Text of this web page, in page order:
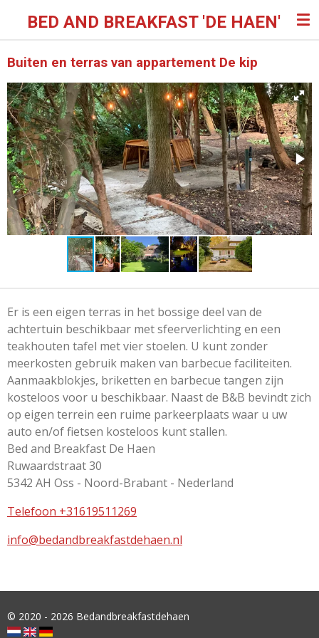
direct
de
hoofdinhoud
BED AND BREAKFAST 'DE HAEN'
Buiten en terras van appartement De kip
Er is een eigen terras in het bossige deel van de
achtertuin beschikbaar met sfeerverlichting en een
teakhouten tafel met vier stoelen. U kunt zonder
meerkosten gebruik maken van barbecue faciliteiten.
Aanmaakblokjes, briketten en barbecue tangen zijn
kosteloos voor u beschikbaar. Naast de B&B bevindt zich
op eigen terrein een ruime parkeerplaats waar u uw
auto en/of fietsen kosteloos kunt stallen.
Bed and Breakfast De Haen
Ruwaardstraat 30
5342 AH Oss - Noord-Brabant - Nederland
Telefoon +31619511269
info@bedandbreakfastdehaen.nl
© 2020 - 2026 Bedandbreakfastdehaen